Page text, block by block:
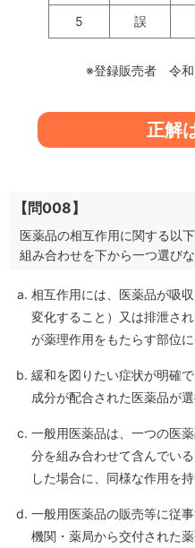
5 誤
※登録販売者 令和
正解
【問008】
医薬品の相互作用に関する以
組み合わせを下から一つ選びな
相互作用には、医薬品が吸
変化すること）又は排泄さ
が薬理作用をもたらす部位
緩和を図りたい症状が明確
成分が配合された医薬品が
一般用医薬品は、一つの医
分を組み合わせて含んでい
した場合に、同様な作用を
一般用医薬品の販売等に従
機関・薬局から交付された